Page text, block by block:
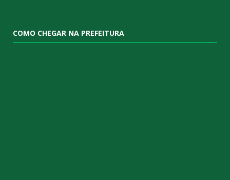
COMO CHEGAR NA PREFEITURA